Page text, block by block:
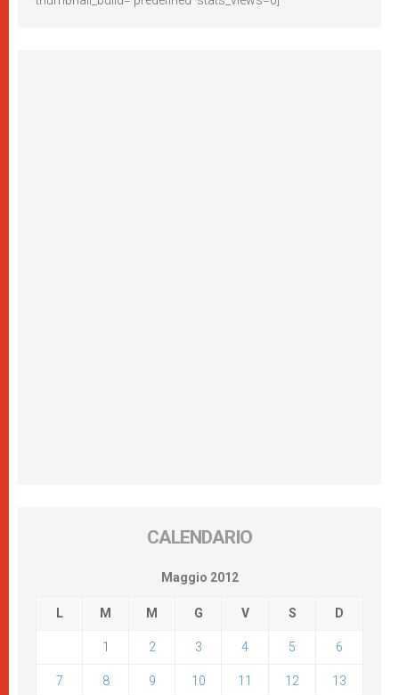
CALENDARIO
Maggio 2012
L M M G V S D
1 2 3 4 5 6
7 8 9 10 11 12 13